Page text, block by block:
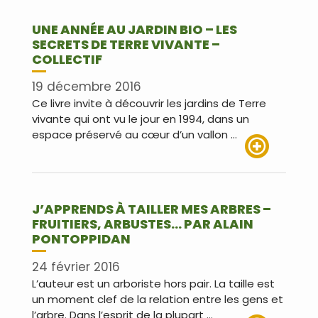
UNE ANNÉE AU JARDIN BIO – LES
SECRETS DE TERRE VIVANTE –
COLLECTIF
19 décembre 2016
Ce livre invite à découvrir les jardins de Terre
vivante qui ont vu le jour en 1994, dans un
espace préservé au cœur d’un vallon …
J’APPRENDS À TAILLER MES ARBRES –
FRUITIERS, ARBUSTES… PAR ALAIN
PONTOPPIDAN
24 février 2016
L’auteur est un arboriste hors pair. La taille est
un moment clef de la relation entre les gens et
l’arbre. Dans l’esprit de la plupart …